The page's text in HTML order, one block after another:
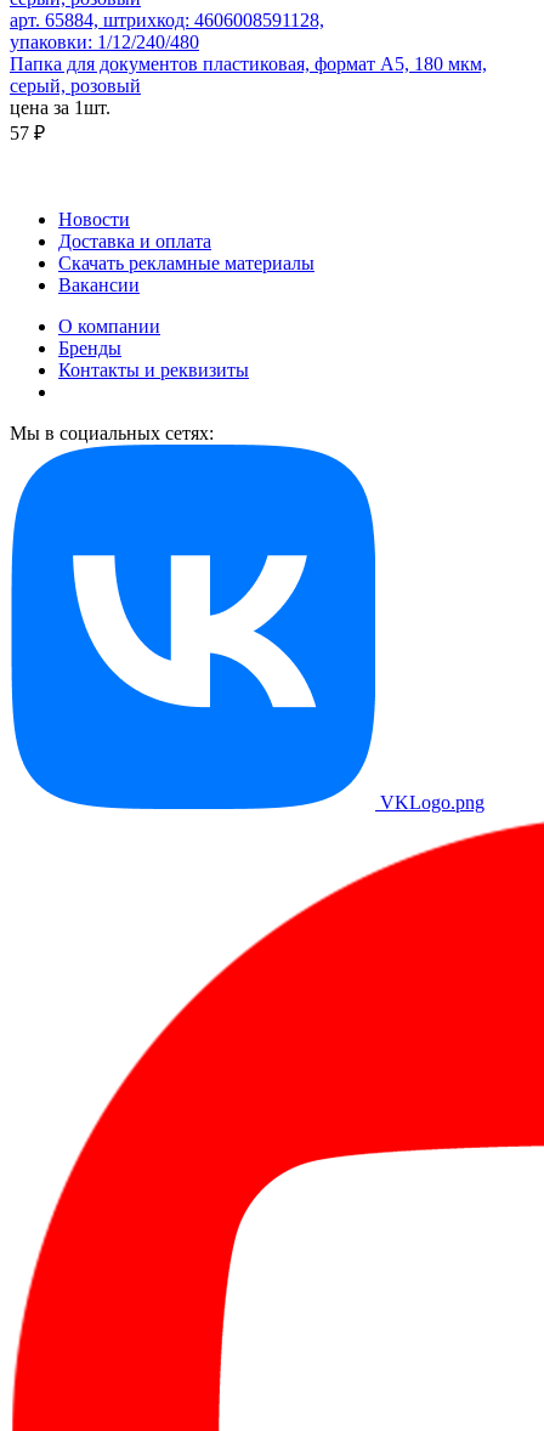
арт. 65884, штрихкод: 4606008591128,
упаковки: 1/12/240/480
Папка для документов пластиковая, формат А5, 180 мкм,
серый, розовый
цена за 1шт.
57 ₽
Новости
Доставка и оплата
Скачать рекламные материалы
Вакансии
О компании
Бренды
Контакты и реквизиты
Мы в социальных сетях:
VKLogo.png